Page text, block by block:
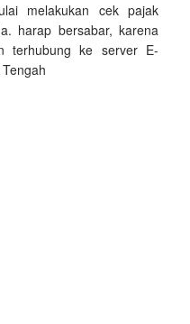
melakukan cek pajak
harap bersabar, karena
terhubung ke server E-